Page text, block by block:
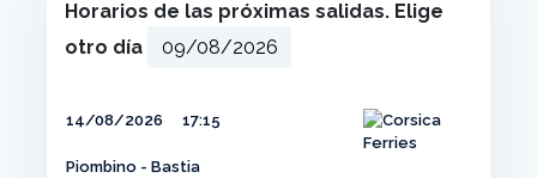
Horarios de las próximas salidas. Elige
otro día
14/08/2026 17:15
Piombino - Bastia